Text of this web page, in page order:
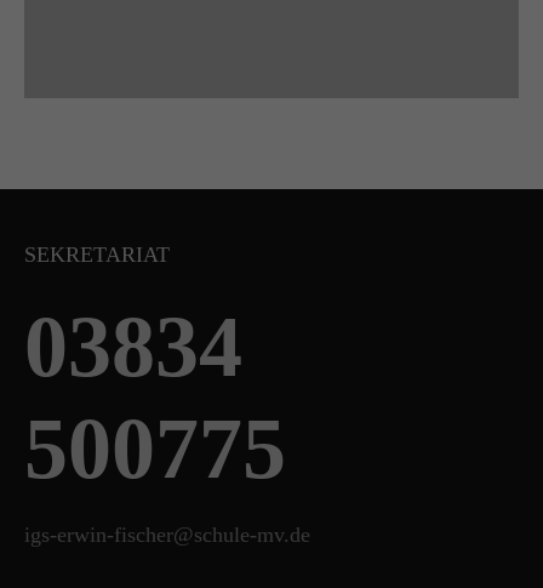
SEKRETARIAT
03834
500775
igs-erwin-fischer@schule-mv.de